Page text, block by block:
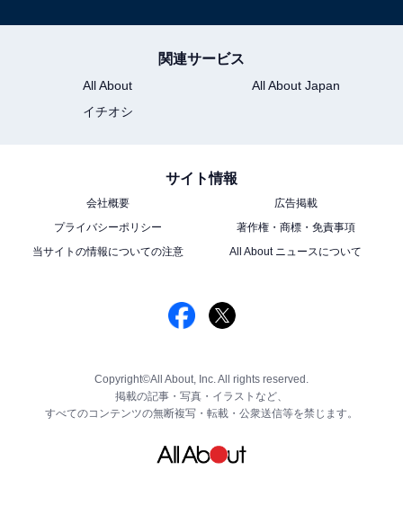
関連サービス
All About
All About Japan
イチオシ
サイト情報
会社概要
広告掲載
プライバシーポリシー
著作権・商標・免責事項
当サイトの情報についての注意
All About ニュースについて
Copyright©All About, Inc. All rights reserved.
掲載の記事・写真・イラストなど、
すべてのコンテンツの無断複写・転載・公衆送信等を禁じます。